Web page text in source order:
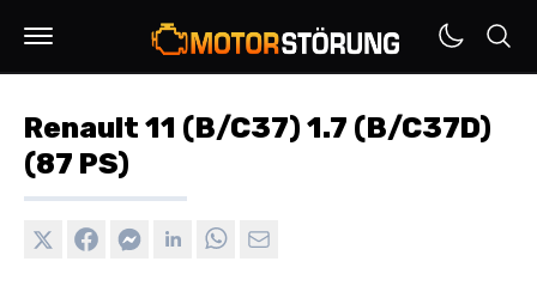
Renault 11 (B/C37) 1.7 (B/C37D)
(87 PS)